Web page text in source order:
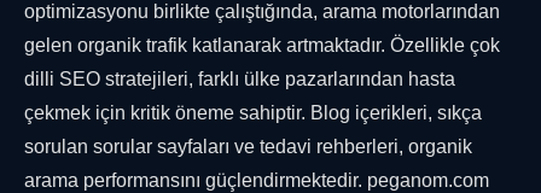
optimizasyonu birlikte çalıştığında, arama motorlarından
gelen organik trafik katlanarak artmaktadır. Özellikle çok
dilli SEO stratejileri, farklı ülke pazarlarından hasta
çekmek için kritik öneme sahiptir. Blog içerikleri, sıkça
sorulan sorular sayfaları ve tedavi rehberleri, organik
arama performansını güçlendirmektedir. peganom.com